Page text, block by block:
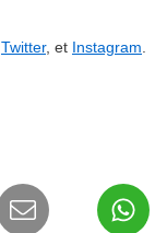
Twitter, et Instagram